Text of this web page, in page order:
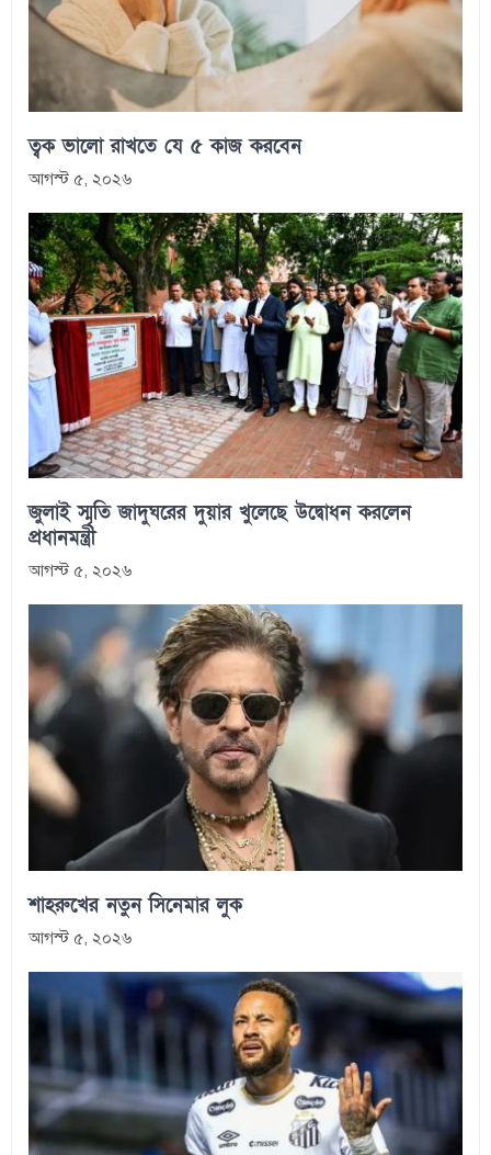
ত্বক ভালো রাখতে যে ৫ কাজ করবেন
আগস্ট ৫, ২০২৬
জুলাই স্মৃতি জাদুঘরের দুয়ার খুলেছে উদ্বোধন করলেন
প্রধানমন্ত্রী
আগস্ট ৫, ২০২৬
শাহরুখের নতুন সিনেমার লুক
আগস্ট ৫, ২০২৬